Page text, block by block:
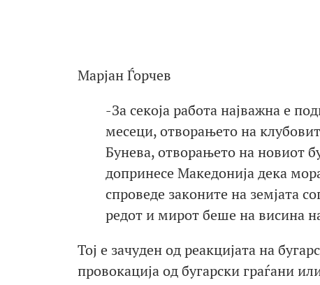
Марјан Ѓорчев
-За секоја работа најважна е
месеци, отворањето на
Бунева, отворањето на новиот
допринесе Македонија дека
спроведе законите на земјата
редот и мирот беше на висина
Тој е зачуден од реакцијата на
провокација од бугарски граѓани